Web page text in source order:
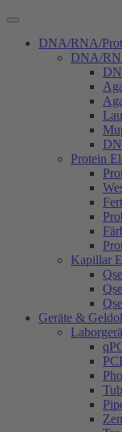
DNA/RNA/
DNA/
Protein
Kapillar
Geräte &